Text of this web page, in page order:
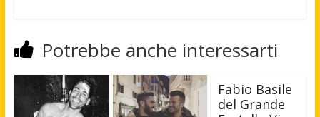
Potrebbe anche interessarti
Fabio Basile
del Grande